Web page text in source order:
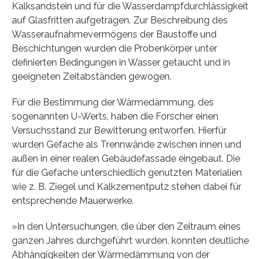
Kalksandstein und für die Wasserdampfdurchlässigkeit
auf Glasfritten aufgetragen. Zur Beschreibung des
Wasseraufnahmevermögens der Baustoffe und
Beschichtungen wurden die Probenkörper unter
definierten Bedingungen in Wasser getaucht und in
geeigneten Zeitabständen gewogen.
Für die Bestimmung der Wärmedämmung, des
sogenannten U-Werts, haben die Forscher einen
Versuchsstand zur Bewitterung entworfen. Hierfür
wurden Gefache als Trennwände zwischen innen und
außen in einer realen Gebäudefassade eingebaut. Die
für die Gefache unterschiedlich genutzten Materialien
wie z. B. Ziegel und Kalkzementputz stehen dabei für
entsprechende Mauerwerke.
»In den Untersuchungen, die über den Zeitraum eines
ganzen Jahres durchgeführt wurden, konnten deutliche
Abhängigkeiten der Wärmedämmung von der